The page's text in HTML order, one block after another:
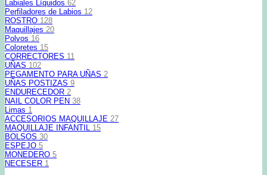
Labiales Líquidos 62
Perfiladores de Labios 12
ROSTRO 128
Maquillajes 20
Polvos 16
Coloretes 15
CORRECTORES 11
UÑAS 102
PEGAMENTO PARA UÑAS 2
UÑAS POSTIZAS 9
ENDURECEDOR 2
NAIL COLOR PEN 38
Limas 1
ACCESORIOS MAQUILLAJE 27
MAQUILLAJE INFANTIL 15
BOLSOS 30
ESPEJO 5
MONEDERO 5
NECESER 1